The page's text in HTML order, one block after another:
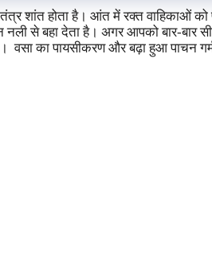
तंत्र शांत होता है। आंत में रक्त वाहिकाओं
से बहा देता है। अगर आपको बार-बार
वसा का पायसीकरण और बढ़ा हुआ पाचन गर्म